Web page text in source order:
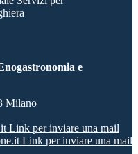
e
Milano
Link per inviare una mail
Link per inviare una mail